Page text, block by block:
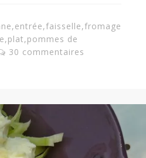
,entrée,faisselle,fromage
,plat,pommes de
30 commentaires